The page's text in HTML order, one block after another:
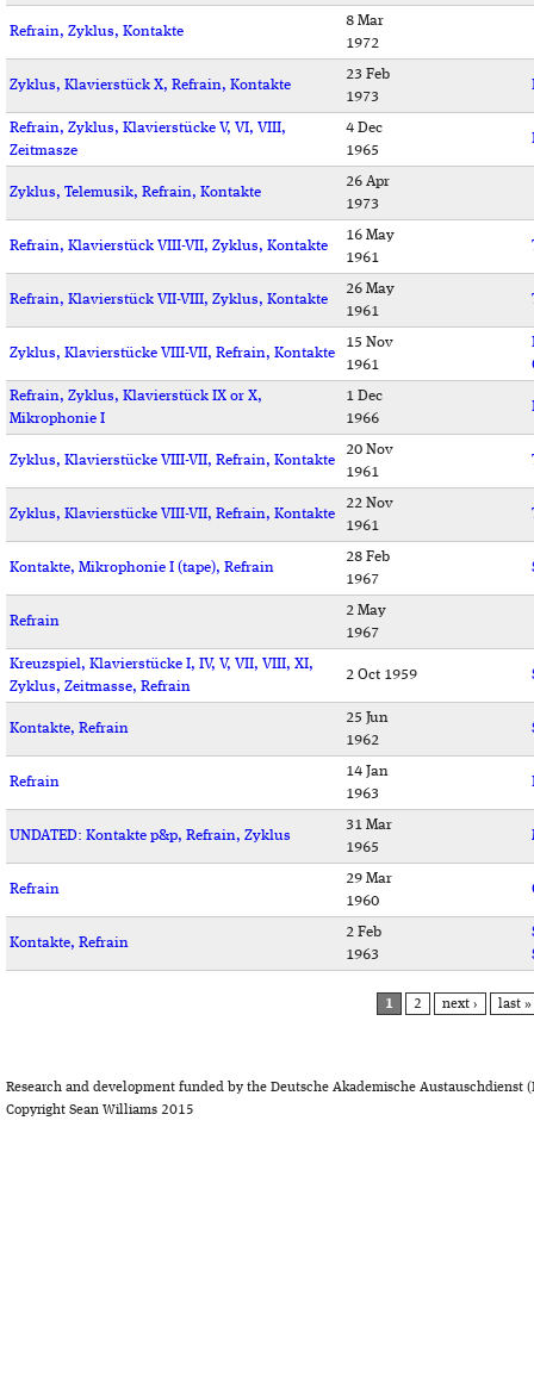
Refrain, Zyklus, Kontakte
8 Mar
1972
Zyklus, Klavierstück X, Refrain, Kontakte
23 Feb
1973
Refrain, Zyklus, Klavierstücke V, VI, VIII,
Zeitmasze
4 Dec
1965
Zyklus, Telemusik, Refrain, Kontakte
26 Apr
1973
Refrain, Klavierstück VIII-VII, Zyklus, Kontakte
16 May
1961
Refrain, Klavierstück VII-VIII, Zyklus, Kontakte
26 May
1961
Zyklus, Klavierstücke VIII-VII, Refrain, Kontakte
15 Nov
1961
Refrain, Zyklus, Klavierstück IX or X,
Mikrophonie I
1 Dec
1966
Zyklus, Klavierstücke VIII-VII, Refrain, Kontakte
20 Nov
1961
Zyklus, Klavierstücke VIII-VII, Refrain, Kontakte
22 Nov
1961
Kontakte, Mikrophonie I (tape), Refrain
28 Feb
1967
Refrain
2 May
1967
Kreuzspiel, Klavierstücke I, IV, V, VII, VIII, XI,
Zyklus, Zeitmasse, Refrain
2 Oct 1959
Kontakte, Refrain
25 Jun
1962
Refrain
14 Jan
1963
UNDATED: Kontakte p&p, Refrain, Zyklus
31 Mar
1965
Refrain
29 Mar
1960
Kontakte, Refrain
2 Feb
1963
1 2 next › last »
Research and development funded by the Deutsche Akademische Austauschdienst
Copyright Sean Williams 2015